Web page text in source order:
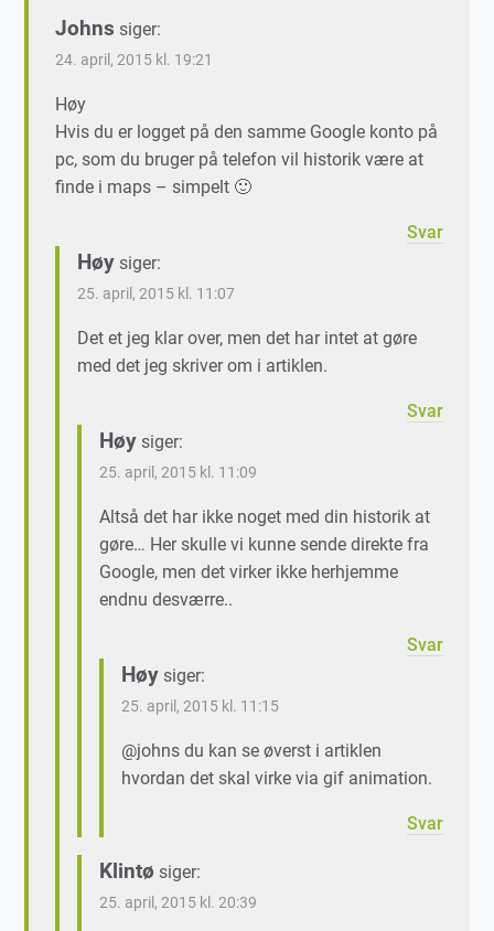
Johns siger:
24. april, 2015 kl. 19:21
Høy
Hvis du er logget på den samme Google konto på
pc, som du bruger på telefon vil historik være at
finde i maps – simpelt 🙂
Svar
Høy siger:
25. april, 2015 kl. 11:07
Det et jeg klar over, men det har intet at gøre
med det jeg skriver om i artiklen.
Svar
Høy siger:
25. april, 2015 kl. 11:09
Altså det har ikke noget med din historik at
gøre… Her skulle vi kunne sende direkte fra
Google, men det virker ikke herhjemme
endnu desværre..
Svar
Høy siger:
25. april, 2015 kl. 11:15
@johns du kan se øverst i artiklen
hvordan det skal virke via gif animation.
Svar
Klintø siger:
25. april, 2015 kl. 20:39